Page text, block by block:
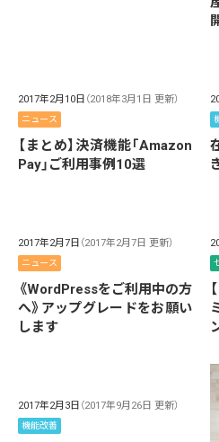
2017年2月10日 （2018年3月1日 更新）
ニュース
【まとめ】決済機能「Amazon
Pay」ご利用事例10選
2017年2月7日 （2017年2月7日 更新）
ニュース
《WordPressをご利用中の方
へ》アップグレードをお願い
します
2017年2月3日 （2017年9月26日 更新）
機能改善